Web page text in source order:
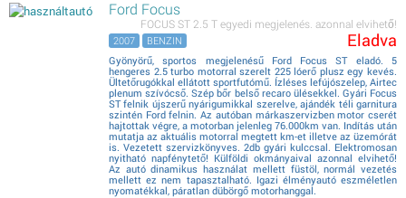
Ford Focus
FOCUS ST 2.5 T egyedi megjelenés. azonnal elvihető!
Eladva
2007 BENZIN
Gyönyörű, sportos megjelenésű Ford Focus ST eladó. 5
hengeres 2.5 turbo motorral szerelt 225 lóerő plusz egy kevés.
Ültetőrugókkal ellátott sportfutómű. Ízléses lefújószelep, Airtec
plenum szívócső. Szép bőr belső recaro ülésekkel. Gyári Focus
ST felnik újszerű nyárigumikkal szerelve, ajándék téli garnitura
szintén Ford felnin. Az autóban márkaszervizben motor cserét
hajtottak végre, a motorban jelenleg 76.000km van. Indítás után
mutatja az aktuális motorral megtett km-et illetve az üzemórát
is. Vezetett szervizkönyves. 2db gyári kulccsal. Elektromosan
nyitható napfénytető! Külföldi okmányaival azonnal elvihető!
Az autó dinamikus használat mellett füstöl, normál vezetés
mellett ez nem tapasztalható. Igazi élményautó eszméletlen
nyomatékkal, páratlan dübörgő motorhanggal.